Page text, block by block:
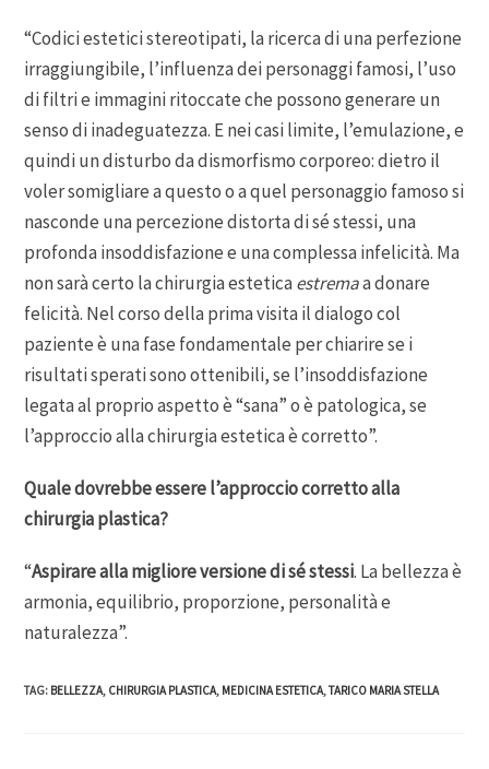
“Codici estetici stereotipati, la ricerca di una perfezione
irraggiungibile, l’influenza dei personaggi famosi, l’uso
di filtri e immagini ritoccate che possono generare un
senso di inadeguatezza. E nei casi limite, l’emulazione, e
quindi un disturbo da dismorfismo corporeo: dietro il
voler somigliare a questo o a quel personaggio famoso si
nasconde una percezione distorta di sé stessi, una
profonda insoddisfazione e una complessa infelicità. Ma
non sarà certo la chirurgia esteticaestremaa donare
felicità. Nel corso della prima visita il dialogo col
paziente è una fase fondamentale per chiarire se i
risultati sperati sono ottenibili, se l’insoddisfazione
legata al proprio aspetto è “sana” o è patologica, se
l’approccio alla chirurgia estetica è corretto”.
Quale dovrebbe essere l’approccio corretto alla
chirurgia plastica?
“Aspirare alla migliore versione di sé stessi. La bellezza è
armonia, equilibrio, proporzione, personalità e
naturalezza”.
TAG: BELLEZZA, CHIRURGIA PLASTICA, MEDICINA ESTETICA,TARICO MARIA STELLA